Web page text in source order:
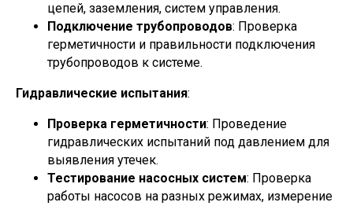
цепей, заземления, систем управления.
Подключение трубопроводов: Проверка
герметичности и правильности подключения
трубопроводов к системе.
Гидравлические испытания:
Проверка герметичности: Проведение
гидравлических испытаний под давлением для
выявления утечек.
Тестирование насосных систем: Проверка
работы насосов на разных режимах, измерение